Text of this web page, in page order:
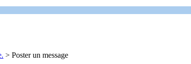
> Poster un message